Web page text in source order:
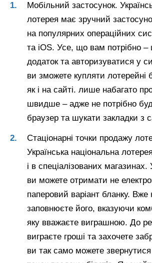
Мобільний застосунок.
лотерея має зручний
на популярних операційних
та iOS. Усе, що вам потрібно –
додаток та авторизуватися у
ви зможете купляти лотерейні
як і на сайті. лише набагато
швидше – адже не потрібно
браузер та шукати закладки з
Стаціонарні точки продажу
Українська національна
і в спеціалізованих магазинах.
ви можете отримати не
паперовий варіант бланку. Вже
заповнюєте його, вказуючи
яку вважаєте виграшною. До
виграєте гроші та захочете
ви так само можете